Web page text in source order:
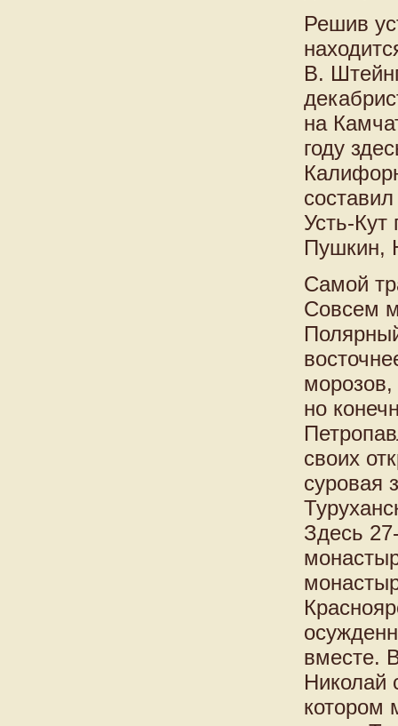
Решив
В.
на
году
Усть-
Пушкин,
Самой
Совсем
морозов,
но
своих
суровая
Здесь
вместе.
Николай
котором